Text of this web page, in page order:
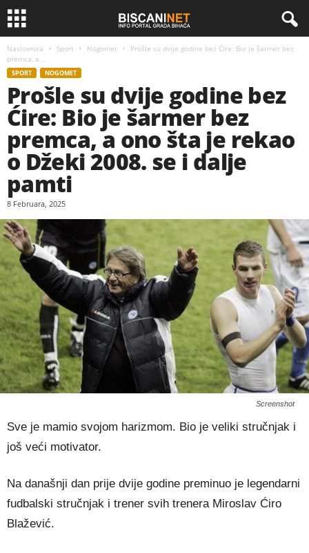
Naslovnica Sport Nogomet
Prošle su dvije godine bez Ćire: Bio je šarmer bez
premca, a...
SPORT NOGOMET
Prošle su dvije godine bez
Ćire: Bio je šarmer bez
premca, a ono šta je rekao
o Džeki 2008. se i dalje
pamti
8 Februara, 2025
Screenshot
Sve je mamio svojom harizmom. Bio je veliki stručnjak i
još veći motivator.
Na današnji dan prije dvije godine preminuo je legendarni
fudbalski stručnjak i trener svih trenera Miroslav Ćiro
Blažević.